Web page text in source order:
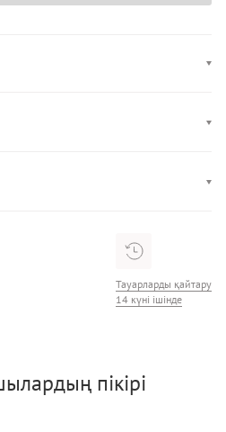
Тауарларды қайтару
14 күні ішінде
пікірі